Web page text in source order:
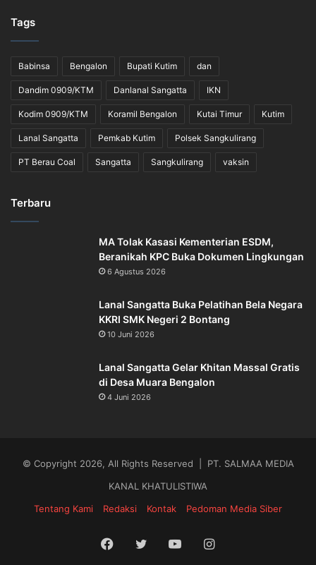
Tags
Babinsa Bengalon Bupati Kutim dan
Dandim 0909/KTM Danlanal Sangatta IKN
Kodim 0909/KTM Koramil Bengalon Kutai Timur Kutim
Lanal Sangatta Pemkab Kutim Polsek Sangkulirang
PT Berau Coal Sangatta Sangkulirang vaksin
Terbaru
MA Tolak Kasasi Kementerian ESDM,
Beranikah KPC Buka Dokumen Lingkungan
6 Agustus 2026
Lanal Sangatta Buka Pelatihan Bela Negara
KKRI SMK Negeri 2 Bontang
10 Juni 2026
Lanal Sangatta Gelar Khitan Massal Gratis
di Desa Muara Bengalon
4 Juni 2026
© Copyright 2026, All Rights Reserved | PT. SALMAA MEDIA
KANAL KHATULISTIWA
Tentang Kami
Redaksi Kontak Pedoman Media Siber
Facebook
TwitterYouTubeInstagram